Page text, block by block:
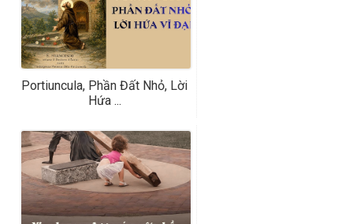
Portiuncula, Phần Đất Nhỏ, Lời
Hứa ...